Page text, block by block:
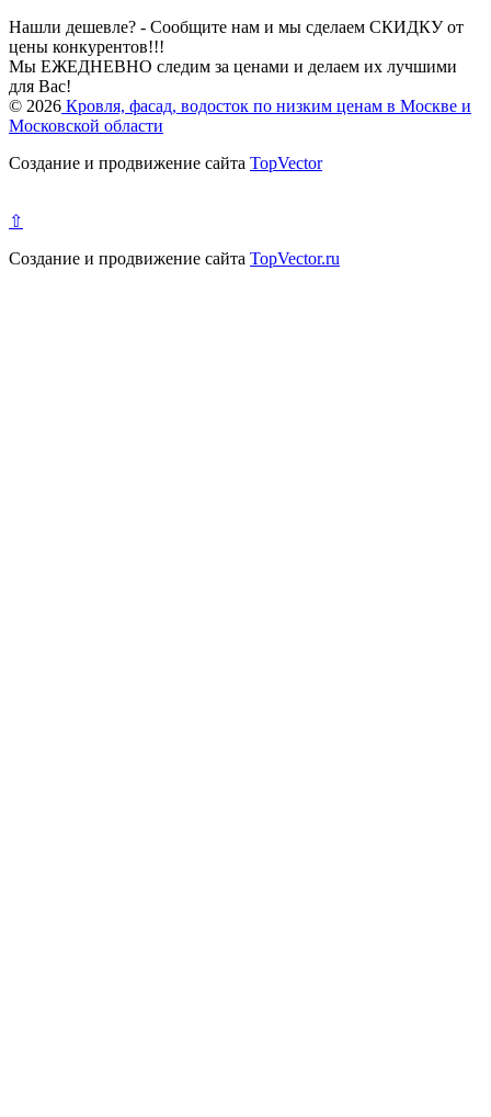
Нашли дешевле? - Сообщите нам и мы сделаем СКИДКУ от
цены конкурентов!!!
Мы ЕЖЕДНЕВНО следим за ценами и делаем их лучшими
для Вас!
© 2026 Кровля, фасад, водосток по низким ценам в Москве и
Московской области
Создание и продвижение сайта TopVector
⇧
Создание и продвижение сайта TopVector.ru